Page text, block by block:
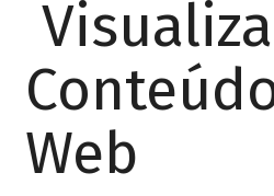
Web